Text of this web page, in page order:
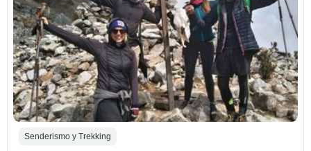
Senderismo y Trekking